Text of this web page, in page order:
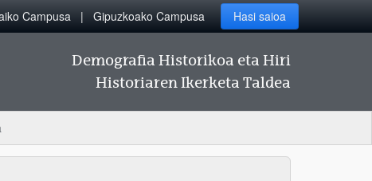
Campusa Gipuzkoako Campusa Hasi saioa
Demografia Historikoa eta Hiri
Historiaren Ikerketa Taldea